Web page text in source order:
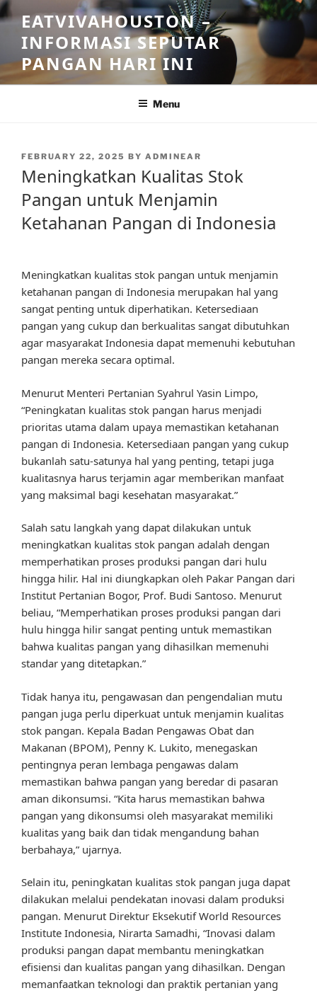
Skip
to
content
EATVIVAHOUSTON –
INFORMASI SEPUTAR
PANGAN HARI INI
Menu
POSTED
FEBRUARY 22, 2025 BY ADMINEAR
Meningkatkan Kualitas Stok
Pangan untuk Menjamin
Ketahanan Pangan di Indonesia
Meningkatkan kualitas stok pangan untuk menjamin
ketahanan pangan di Indonesia merupakan hal yang
sangat penting untuk diperhatikan. Ketersediaan
pangan yang cukup dan berkualitas sangat dibutuhkan
agar masyarakat Indonesia dapat memenuhi kebutuhan
pangan mereka secara optimal.
Menurut Menteri Pertanian Syahrul Yasin Limpo,
“Peningkatan kualitas stok pangan harus menjadi
prioritas utama dalam upaya memastikan ketahanan
pangan di Indonesia. Ketersediaan pangan yang cukup
bukanlah satu-satunya hal yang penting, tetapi juga
kualitasnya harus terjamin agar memberikan manfaat
yang maksimal bagi kesehatan masyarakat.”
Salah satu langkah yang dapat dilakukan untuk
meningkatkan kualitas stok pangan adalah dengan
memperhatikan proses produksi pangan dari hulu
hingga hilir. Hal ini diungkapkan oleh Pakar Pangan dari
Institut Pertanian Bogor, Prof. Budi Santoso. Menurut
beliau, “Memperhatikan proses produksi pangan dari
hulu hingga hilir sangat penting untuk memastikan
bahwa kualitas pangan yang dihasilkan memenuhi
standar yang ditetapkan.”
Tidak hanya itu, pengawasan dan pengendalian mutu
pangan juga perlu diperkuat untuk menjamin kualitas
stok pangan. Kepala Badan Pengawas Obat dan
Makanan (BPOM), Penny K. Lukito, menegaskan
pentingnya peran lembaga pengawas dalam
memastikan bahwa pangan yang beredar di pasaran
aman dikonsumsi. “Kita harus memastikan bahwa
pangan yang dikonsumsi oleh masyarakat memiliki
kualitas yang baik dan tidak mengandung bahan
berbahaya,” ujarnya.
Selain itu, peningkatan kualitas stok pangan juga dapat
dilakukan melalui pendekatan inovasi dalam produksi
pangan. Menurut Direktur Eksekutif World Resources
Institute Indonesia, Nirarta Samadhi, “Inovasi dalam
produksi pangan dapat membantu meningkatkan
efisiensi dan kualitas pangan yang dihasilkan. Dengan
memanfaatkan teknologi dan praktik pertanian yang